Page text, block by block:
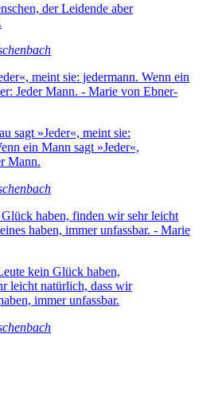
der Leidende aber
sagt »Jeder«, meint sie:
ein Mann sagt »Jeder«,
Mann.
kein Glück haben,
leicht natürlich, dass wir
immer unfassbar.